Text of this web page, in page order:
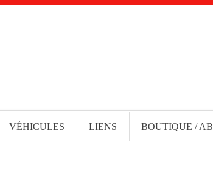
VÉHICULES LIENS BOUTIQUE /